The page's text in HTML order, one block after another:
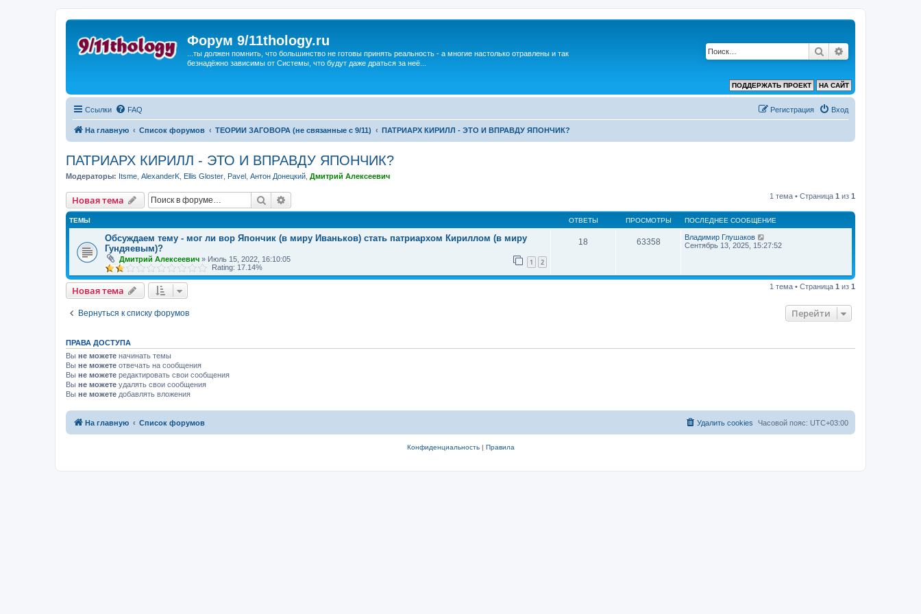
Форум 9/11thology.ru
...ты должен помнить, что большинство не готовы принять реальность - а многие настолько отравлены и так
безнадёжно зависимы от Системы, что будут даже драться за неё...
Поиск
НА САЙТ
ПОДДЕРЖАТЬ ПРОЕКТ
Ссылки FAQ Вход
Регистрация
На главную Список форумов ТЕОРИИ ЗАГОВОРА (не связанные с 9/11) ПАТРИАРХ КИРИЛЛ - ЭТО И ВПРАВДУ ЯПОНЧИК?
ПАТРИАРХ КИРИЛЛ - ЭТО И ВПРАВДУ ЯПОНЧИК?
Модераторы: Itsme AlexanderK Ellis Gloster Pavel Антон Донецкий Дмитрий Алексеевич
Новая тема Поиск 1 тема • Страница 1 из 1
ТЕМЫ ОТВЕТЫ ПРОСМОТРЫ ПОСЛЕДНЕЕ СООБЩЕНИЕ
Обсуждаем тему - мог ли вор Япончик (в миру Иваньков) стать патриархом Кириллом (в миру
Гундяевым)?
Дмитрий Алексеевич » Июль 15, 2022, 16:10:05 1 2
Rating: 17.14%
18 63358
Владимир Глушаков
Сентябрь 13, 2025, 15:27:52
Новая тема 1 тема • Страница 1 из 1
Вернуться к списку форумов Перейти
ПРАВА ДОСТУПА
Вы не можете начинать темы
Вы не можете отвечать на сообщения
Вы не можете редактировать свои сообщения
Вы не можете удалять свои сообщения
Вы не можете добавлять вложения
На главную Список форумов Часовой пояс: UTC+03:00
Удалить cookies
Конфиденциальность| Правила